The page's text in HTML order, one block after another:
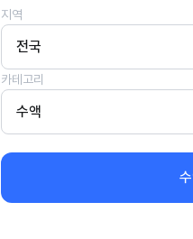
지역
전국
카테고리
수액